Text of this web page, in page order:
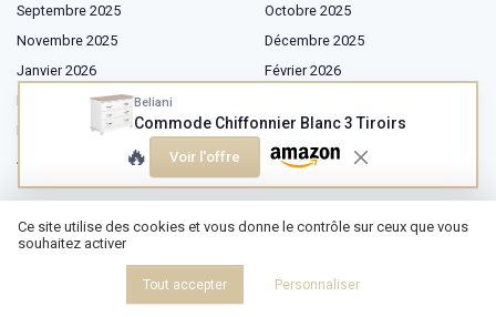
Beliani
Commode Chiffonnier Blanc 3 Tiroirs
🔥 Voir l'offre
Septembre 2025
Octobre 2025
Novembre 2025
Décembre 2025
Janvier 2026
Février 2026
Mars 2026
Mai 2026
Juin 2026
Juillet 2026
Août 2026
Ce site utilise des cookies et vous donne le contrôle sur ceux que vous
souhaitez activer
Tout accepter Personnaliser